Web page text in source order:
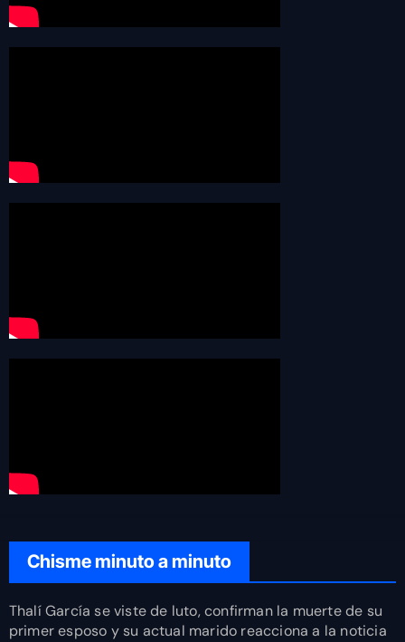
Chisme minuto a minuto
Thalí García se viste de luto, confirman la muerte de su
primer esposo y su actual marido reacciona a la noticia